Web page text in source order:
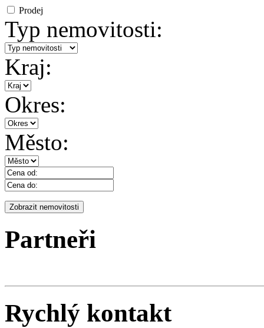
Prodej
Typ nemovitosti:
Kraj:
Okres:
Město:
Partneři
Rychlý kontakt